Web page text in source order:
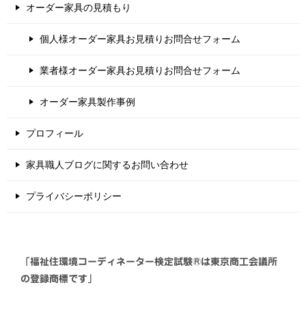
オーダー家具の見積もり
個人様オーダー家具お見積りお問合せフォーム
業者様オーダー家具お見積りお問合せフォーム
オーダー家具製作事例
プロフィール
家具職人ブログに関するお問い合わせ
プライバシーポリシー
「福祉住環境コーディネーター検定試験®は東京商工会議所
の登録商標です」